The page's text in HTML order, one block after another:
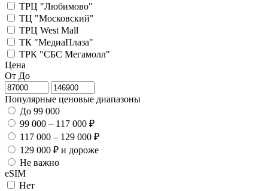
ТРЦ "Любимово"
ТЦ "Московский"
ТРЦ West Mall
ТК "МедиаПлаза"
ТРК "СБС Мегамолл"
Цена
От До
Популярные ценовые диапазоны
До 99 000
99 000 – 117 000 ₽
117 000 – 129 000 ₽
129 000 ₽ и дороже
Не важно
eSIM
Нет